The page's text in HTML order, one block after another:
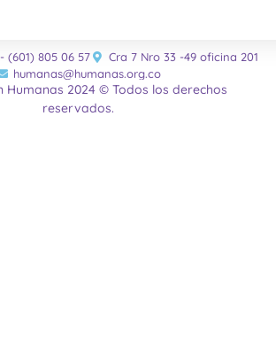
(601) 805 06 57
Cra 7 Nro 33 -49 oficina 201
humanas@humanas.org.co
Humanas 2024 © Todos los derechos
reservados.